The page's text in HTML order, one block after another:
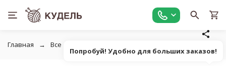
Главная Все для вязания
Попробуй! Удобно для больших заказов!